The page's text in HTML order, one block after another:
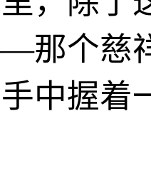
那个慈
中握着